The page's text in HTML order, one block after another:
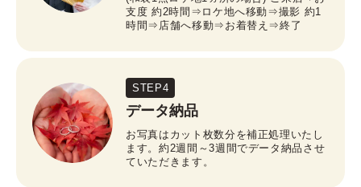
支度 約2時間⇒ロケ地へ移動⇒撮影 約1
時間⇒店舗へ移動⇒お着替え⇒終了
STEP4
データ納品
お写真はカット枚数分を補正処理いたし
ます。約2週間～3週間でデータ納品させ
ていただきます。